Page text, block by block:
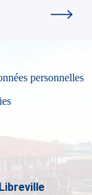
personnelles